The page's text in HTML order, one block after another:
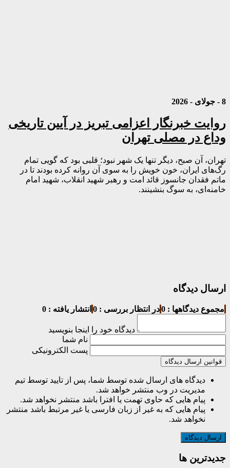
8 - جولای - 2026
روایت خبرنگار اعزامی تبریز در آیین تاریخی
وداع در مصلی تهران
تهران، آن صبح، دیگر تنها یک شهر نبود؛ قلبی بود که گویی تمام
رگ‌های ایران، خون خویش را به سوی آن روانه کرده بودند تا در
ماتم فقدان جانسوز قائد امت و رهبر شهید انقلاب، شهید امام
خامنه‌ای، به سوگ بنشینند.
ارسال دیدگاه
مجموع دیدگاهها : 0 در انتظار بررسی : 0 انتشار یافته : 0
دیدگاه خود را اینجا بنویسید
نام شما
پست الکترونیکی
قوانین ارسال دیدگاه
دیدگاه های ارسال شده توسط شما، پس از تایید توسط تیم
مدیریت در وب منتشر خواهد شد.
پیام هایی که حاوی تهمت یا افترا باشد منتشر نخواهد شد.
پیام هایی که به غیر از زبان فارسی یا غیر مرتبط باشد منتشر
نخواهد شد.
جديدترين ها